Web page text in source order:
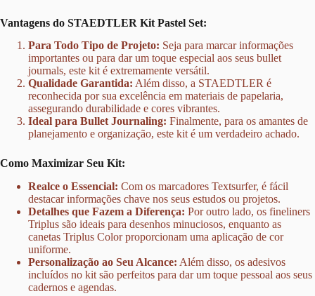
Vantagens do STAEDTLER Kit Pastel Set:
Para Todo Tipo de Projeto: Seja para marcar informações
importantes ou para dar um toque especial aos seus bullet
journals, este kit é extremamente versátil.
Qualidade Garantida: Além disso, a STAEDTLER é
reconhecida por sua excelência em materiais de papelaria,
assegurando durabilidade e cores vibrantes.
Ideal para Bullet Journaling: Finalmente, para os amantes de
planejamento e organização, este kit é um verdadeiro achado.
Como Maximizar Seu Kit:
Realce o Essencial: Com os marcadores Textsurfer, é fácil
destacar informações chave nos seus estudos ou projetos.
Detalhes que Fazem a Diferença: Por outro lado, os fineliners
Triplus são ideais para desenhos minuciosos, enquanto as
canetas Triplus Color proporcionam uma aplicação de cor
uniforme.
Personalização ao Seu Alcance: Além disso, os adesivos
incluídos no kit são perfeitos para dar um toque pessoal aos seus
cadernos e agendas.